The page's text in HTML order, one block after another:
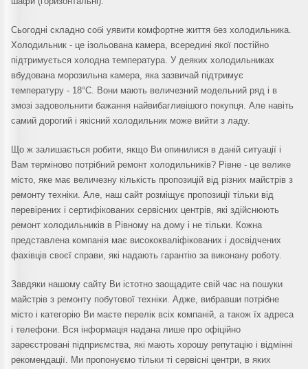
Сьогодні складно собі уявити комфортне життя без холодильника.
Холодильник - це ізольована камера, всередині якої постійно
підтримується холодна температура. У деяких холодильниках
вбудована морозильна камера, яка зазвичай підтримує
температуру - 18°C. Вони мають величезний модельний ряд і в
змозі задовольнити бажання найвибагливішого покупця. Але навіть
самий дорогий і якісний холодильник може вийти з ладу.
Що ж залишається робити, якщо Ви опинилися в даній ситуації і
Вам терміново потрібний ремонт холодильників? Рівне - це велике
місто, яке має величезну кількість пропозицій від різних майстрів з
ремонту техніки. Але, наш сайт розміщує пропозиції тільки від
перевірених і сертифікованих сервісних центрів, які здійснюють
ремонт холодильників в Рівному на дому і не тільки. Кожна
представлена компанія має висококваліфікованих і досвідчених
фахівців своєї справи, які надають гарантію за виконану роботу.
Завдяки нашому сайту Ви істотно заощадите свій час на пошуки
майстрів з ремонту побутової техніки. Адже, вибравши потрібне
місто і категорію Ви маєте перелік всіх компаній, а також їх адреса
і телефони. Вся інформація надана лише про офіційно
зареєстровані підприємства, які мають хорошу репутацію і відмінні
рекомендації. Ми пропонуємо тільки ті сервісні центри, в яких